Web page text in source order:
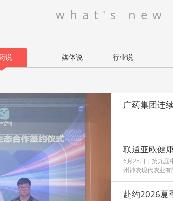
what's new
说 媒体说 行业说
联通亚欧健
6月25日，第九届
州神农现代农业有
赴约2026夏